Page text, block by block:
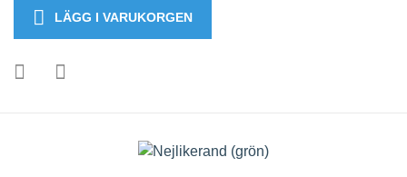
LÄGG I VARUKORGEN